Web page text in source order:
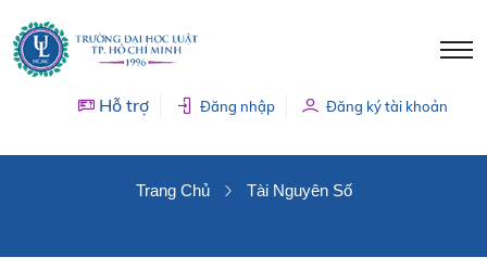
Hỗ trợ Đăng nhập Đăng ký tài khoản
Trang Chủ Tài Nguyên Số